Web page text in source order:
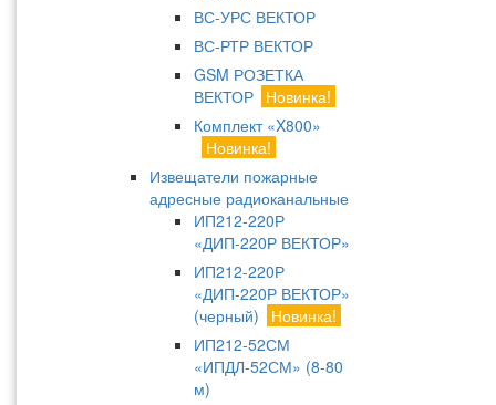
ВС-УРС ВЕКТОР
ВС-РТР ВЕКТОР
GSM РОЗЕТКА
ВЕКТОР Новинка!
Комплект «X800»
Новинка!
Извещатели пожарные
адресные радиоканальные
ИП212-220Р
«ДИП-220Р ВЕКТОР»
ИП212-220Р
«ДИП-220Р ВЕКТОР»
(черный)
Новинка!
ИП212-52СМ
«ИПДЛ-52СМ» (8-80
м)